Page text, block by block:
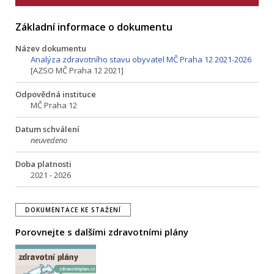
Základní informace o dokumentu
Název dokumentu
Analýza zdravotního stavu obyvatel MČ Praha 12 2021-2026
[AZSO MČ Praha 12 2021]
Odpovědná instituce
MČ Praha 12
Datum schválení
neuvedeno
Doba platnosti
2021 - 2026
DOKUMENTACE KE STAŽENÍ
Porovnejte s dalšími zdravotními plány